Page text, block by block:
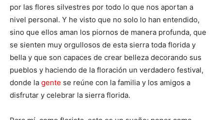
por las flores silvestres por todo lo que nos aportan a
nivel personal. Y he visto que no solo lo han entendido,
sino que ellos aman los piornos de manera profunda, que
se sienten muy orgullosos de esta sierra toda florida y
bella y que son capaces de crear belleza decorando sus
pueblos y haciendo de la floración un verdadero festival,
donde la gente se reúne con la familia y los amigos a
disfrutar y celebrar la sierra florida.